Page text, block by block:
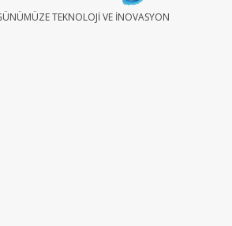
TEKNOLOJI VE İNOVASYON